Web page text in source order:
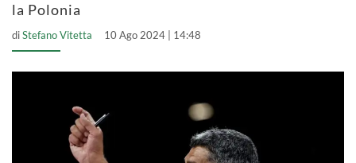
la Polonia
diStefano Vitetta 10 Ago 2024 | 14:48